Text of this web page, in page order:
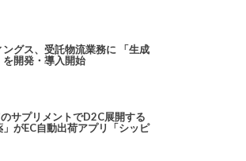
グス、受託物流業務に 「生成
開発・導入開始
サプリメントでD2C展開する
」がEC自動出荷アプリ「シッピ